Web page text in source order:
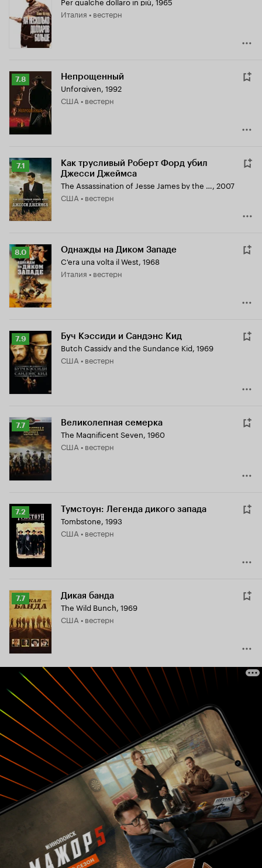
Кинопоиска
8.1
Италия • вестерн
Рейтинг
Кинопоиска
7.8
7.8 Непрощенный
Unforgiven, 1992
США • вестерн
Рейтинг
Кинопоиска
7.1
7.1
Как трусливый Роберт Форд убил
Джесси Джеймса
The Assassination of Jesse James by the Coward Robert Ford, 2007
США • вестерн
Рейтинг
Кинопоиска
8.0
8.0 Однажды на Диком Западе
C'era una volta il West, 1968
Италия • вестерн
Рейтинг
Кинопоиска
7.9
7.9 Буч Кэссиди и Сандэнс Кид
Butch Cassidy and the Sundance Kid, 1969
США • вестерн
Рейтинг
Кинопоиска
7.7
7.7 Великолепная семерка
The Magnificent Seven, 1960
США • вестерн
Рейтинг
Кинопоиска
7.2
7.2 Тумстоун: Легенда дикого запада
Tombstone, 1993
США • вестерн
Рейтинг
Кинопоиска
7.7
7.7 Дикая банда
The Wild Bunch, 1969
США • вестерн